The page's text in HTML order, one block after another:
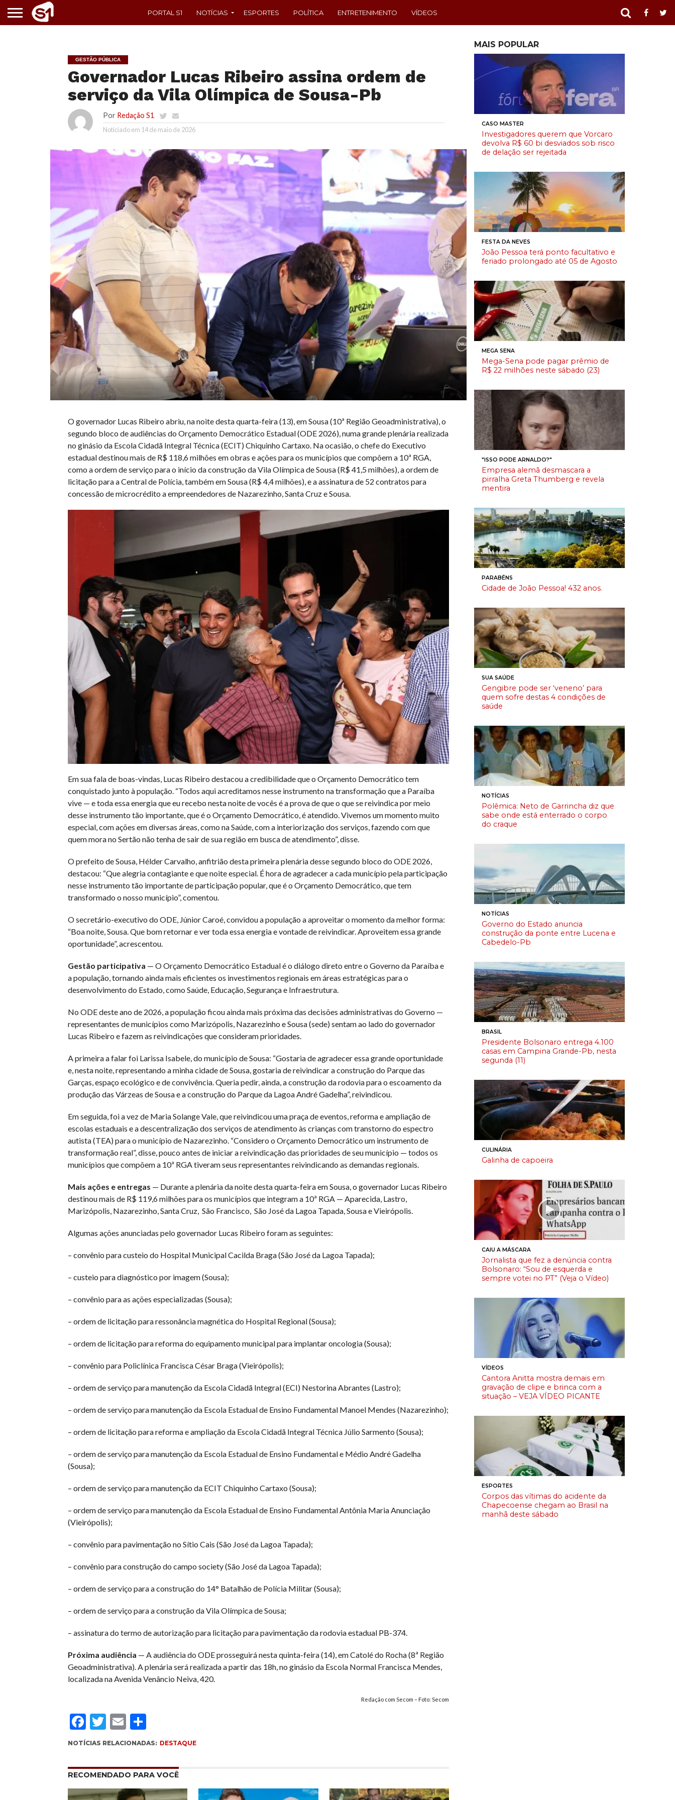
PORTAL S1 NOTÍCIAS ESPORTES POLÍTICA ENTRETENIMENTO VÍDEOS
GESTÃO PÚBLICA
Governador Lucas Ribeiro assina ordem de
serviço da Vila Olímpica de Sousa-Pb
Por Redação S1
Noticiado em 14 de maio de 2026
O governador Lucas Ribeiro abriu, na noite desta quarta-feira (13), em Sousa (10ª Região Geoadministrativa), o
segundo bloco de audiências do Orçamento Democrático Estadual (ODE 2026), numa grande plenária realizada
no ginásio da Escola Cidadã Integral Técnica (ECIT) Chiquinho Cartaxo. Na ocasião, o chefe do Executivo
estadual destinou mais de R$ 118,6 milhões em obras e ações para os municípios que compõem a 10ª RGA,
como a ordem de serviço para o início da construção da Vila Olímpica de Sousa (R$ 41,5 milhões), a ordem de
licitação para a Central de Polícia, também em Sousa (R$ 4,4 milhões), e a assinatura de 52 contratos para
concessão de microcrédito a empreendedores de Nazarezinho, Santa Cruz e Sousa.
Em sua fala de boas-vindas, Lucas Ribeiro destacou a credibilidade que o Orçamento Democrático tem
conquistado junto à população. “Todos aqui acreditamos nesse instrumento na transformação que a Paraíba
vive — e toda essa energia que eu recebo nesta noite de vocês é a prova de que o que se reivindica por meio
desse instrumento tão importante, que é o Orçamento Democrático, é atendido. Vivemos um momento muito
especial, com ações em diversas áreas, como na Saúde, com a interiorização dos serviços, fazendo com que
quem mora no Sertão não tenha de sair de sua região em busca de atendimento”, disse.
O prefeito de Sousa, Hélder Carvalho, anfitrião desta primeira plenária desse segundo bloco do ODE 2026,
destacou: “Que alegria contagiante e que noite especial. É hora de agradecer a cada município pela participação
nesse instrumento tão importante de participação popular, que é o Orçamento Democrático, que tem
transformado o nosso município”, comentou.
O secretário-executivo do ODE, Júnior Caroé, convidou a população a aproveitar o momento da melhor forma:
“Boa noite, Sousa. Que bom retornar e ver toda essa energia e vontade de reivindicar. Aproveitem essa grande
oportunidade”, acrescentou.
Gestão participativa — O Orçamento Democrático Estadual é o diálogo direto entre o Governo da Paraíba e
a população, tornando ainda mais eficientes os investimentos regionais em áreas estratégicas para o
desenvolvimento do Estado, como Saúde, Educação, Segurança e Infraestrutura.
No ODE deste ano de 2026, a população ficou ainda mais próxima das decisões administrativas do Governo —
representantes de municípios como Marizópolis, Nazarezinho e Sousa (sede) sentam ao lado do governador
Lucas Ribeiro e fazem as reivindicações que consideram prioridades.
A primeira a falar foi Larissa Isabele, do município de Sousa: “Gostaria de agradecer essa grande oportunidade
e, nesta noite, representando a minha cidade de Sousa, gostaria de reivindicar a construção do Parque das
Garças, espaço ecológico e de convivência. Queria pedir, ainda, a construção da rodovia para o escoamento da
produção das Várzeas de Sousa e a construção do Parque da Lagoa André Gadelha”, reivindicou.
Em seguida, foi a vez de Maria Solange Vale, que reivindicou uma praça de eventos, reforma e ampliação de
escolas estaduais e a descentralização dos serviços de atendimento às crianças com transtorno do espectro
autista (TEA) para o município de Nazarezinho. “Considero o Orçamento Democrático um instrumento de
transformação real”, disse, pouco antes de iniciar a reivindicação das prioridades de seu município — todos os
municípios que compõem a 10ª RGA tiveram seus representantes reivindicando as demandas regionais.
Mais ações e entregas — Durante a plenária da noite desta quarta-feira em Sousa, o governador Lucas Ribeiro
destinou mais de R$ 119,6 milhões para os municípios que integram a 10ª RGA — Aparecida, Lastro,
Marizópolis, Nazarezinho, Santa Cruz, São Francisco, São José da Lagoa Tapada, Sousa e Vieirópolis.
Algumas ações anunciadas pelo governador Lucas Ribeiro foram as seguintes:
– convênio para custeio do Hospital Municipal Cacilda Braga (São José da Lagoa Tapada);
– custeio para diagnóstico por imagem (Sousa);
– convênio para as ações especializadas (Sousa);
– ordem de licitação para ressonância magnética do Hospital Regional (Sousa);
– ordem de licitação para reforma do equipamento municipal para implantar oncologia (Sousa);
– convênio para Policlínica Francisca César Braga (Vieirópolis);
– ordem de serviço para manutenção da Escola Cidadã Integral (ECI) Nestorina Abrantes (Lastro);
– ordem de serviço para manutenção da Escola Estadual de Ensino Fundamental Manoel Mendes (Nazarezinho);
– ordem de licitação para reforma e ampliação da Escola Cidadã Integral Técnica Júlio Sarmento (Sousa);
– ordem de serviço para manutenção da Escola Estadual de Ensino Fundamental e Médio André Gadelha
(Sousa);
– ordem de serviço para manutenção da ECIT Chiquinho Cartaxo (Sousa);
– ordem de serviço para manutenção da Escola Estadual de Ensino Fundamental Antônia Maria Anunciação
(Vieirópolis);
– convênio para pavimentação no Sítio Cais (São José da Lagoa Tapada);
– convênio para construção do campo society (São José da Lagoa Tapada);
– ordem de serviço para a construção do 14° Batalhão de Polícia Militar (Sousa);
– ordem de serviço para a construção da Vila Olímpica de Sousa;
– assinatura do termo de autorização para licitação para pavimentação da rodovia estadual PB-374.
Próxima audiência — A audiência do ODE prosseguirá nesta quinta-feira (14), em Catolé do Rocha (8ª Região
Geoadministrativa). A plenária será realizada a partir das 18h, no ginásio da Escola Normal Francisca Mendes,
localizada na Avenida Venâncio Neiva, 420.
Redação com Secom – Foto: Secom
Facebook
Twitter
EmailCompartilhar
NOTÍCIAS RELACIONADAS: DESTAQUE
RECOMENDADO PARA VOCÊ
MAIS POPULAR
CASO MASTER
Investigadores querem que Vorcaro
devolva R$ 60 bi desviados sob risco
de delação ser rejeitada
FESTA DA NEVES
João Pessoa terá ponto facultativo e
feriado prolongado até 05 de Agosto
MEGA SENA
Mega-Sena pode pagar prêmio de
R$ 22 milhões neste sábado (23)
"ISSO PODE ARNALDO?"
Empresa alemã desmascara a
pirralha Greta Thumberg e revela
mentira
PARABÉNS
Cidade de João Pessoa! 432 anos.
SUA SAÚDE
Gengibre pode ser ‘veneno’ para
quem sofre destas 4 condições de
saúde
NOTÍCIAS
Polêmica: Neto de Garrincha diz que
sabe onde está enterrado o corpo
do craque
NOTÍCIAS
Governo do Estado anuncia
construção da ponte entre Lucena e
Cabedelo-Pb
BRASIL
Presidente Bolsonaro entrega 4.100
casas em Campina Grande-Pb, nesta
segunda (11)
CULINÁRIA
Galinha de capoeira
CAIU A MÁSCARA
Jornalista que fez a denúncia contra
Bolsonaro: “Sou de esquerda e
sempre votei no PT” (Veja o Vídeo)
VÍDEOS
Cantora Anitta mostra demais em
gravação de clipe e brinca com a
situação – VEJA VÍDEO PICANTE
ESPORTES
Corpos das vítimas do acidente da
Chapecoense chegam ao Brasil na
manhã deste sábado